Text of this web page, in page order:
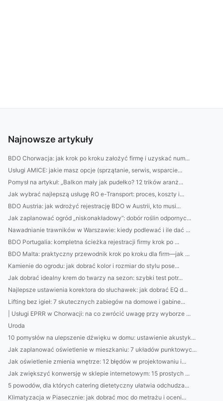
Najnowsze artykuły
BDO Chorwacja: jak krok po kroku założyć firmę i uzyskać num...
Usługi AMICE: jakie masz opcje (sprzątanie, serwis, wsparcie...
Pomysł na artykuł: „Balkon mały jak pudełko? 12 trików aranż...
Jak wybrać najlepszą usługę RO e-Transport: proces, koszty i...
BDO Austria: jak wdrożyć rejestrację BDO w Austrii, kto musi...
Jak zaplanować ogród „niskonakładowy”: dobór roślin odpornyc...
Nawadnianie trawników w Warszawie: kiedy podlewać i ile dać ...
BDO Portugalia: kompletna ścieżka rejestracji firmy krok po ...
BDO Malta: praktyczny przewodnik krok po kroku dla firm—jak ...
Kamienie do ogrodu: jak dobrać kolor i rozmiar do stylu pose...
Jak dobrać idealny krem do twarzy na sezon: szybki test potr...
Najlepsze ustawienia korektora do słuchawek: jak dobrać EQ d...
Lifting bez igieł: 7 skutecznych zabiegów na domowe i gabine...
| Usługi EPRR w Chorwacji: na co zwrócić uwagę przy wyborze ...
Uroda
10 pomysłów na ulepszenie dźwięku w domu: ustawienie akustyk...
Jak zaplanować oświetlenie w mieszkaniu: 7 układów punktowyc...
Jak oświetlenie zmienia wnętrze: 12 błędów w projektowaniu i...
Jak zwiększyć konwersję w sklepie internetowym: 15 prostych ...
5 powodów, dla których catering dietetyczny ułatwia odchudza...
Klimatyzacja w Piasecznie: jak dobrać moc do metrażu i oceni...